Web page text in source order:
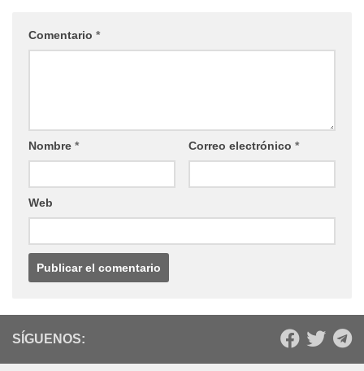
Comentario *
Nombre * Correo electrónico *
Web
SÍGUENOS: